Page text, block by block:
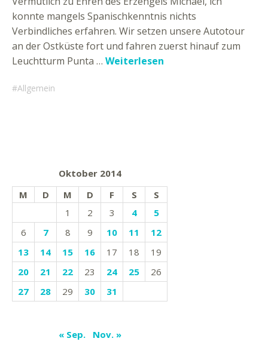
konnte mangels Spanischkenntnis nichts
Verbindliches erfahren. Wir setzen unsere Autotour
an der Ostküste fort und fahren zuerst hinauf zum
Leuchtturm Punta … Weiterlesen
Allgemein
Oktober 2014
M
D M D F S
S
1
2 3 4
5
6
7 8 9 10 11
12
13
14 15 16 17 18
19
20
21 22 23 24 25
26
27
28 29 30 31
« Sep. Nov. »